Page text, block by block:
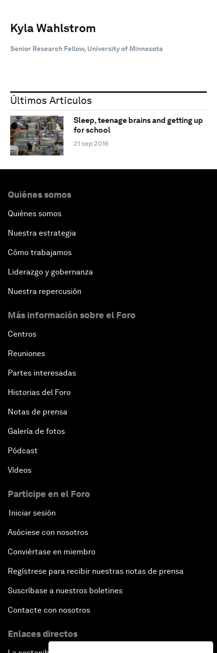
Kyla Wahlstrom
Senior Research Fellow, University of Minnesota
Últimos Artículos
Sleep, teenage brains and getting up
for school
21 sep 2016
Quiénes somos
Quiénes somos
Nuestra estrategia
Cómo trabajamos
Liderazgo y gobernanza
Nuestra repercusión
Más información sobre el Foro
Centros
Reuniones
Partes interesadas
Historias del Foro
Notas de prensa
Galería de fotos
Pódcast
Vídeos
Participe en el Foro
Iniciar sesión
Asóciese con nosotros
Conviértase en miembro
Regístrese para recibir nuestras notas de prensa
Suscríbase a nuestros boletines
Contacte con nosotros
Enlaces directos